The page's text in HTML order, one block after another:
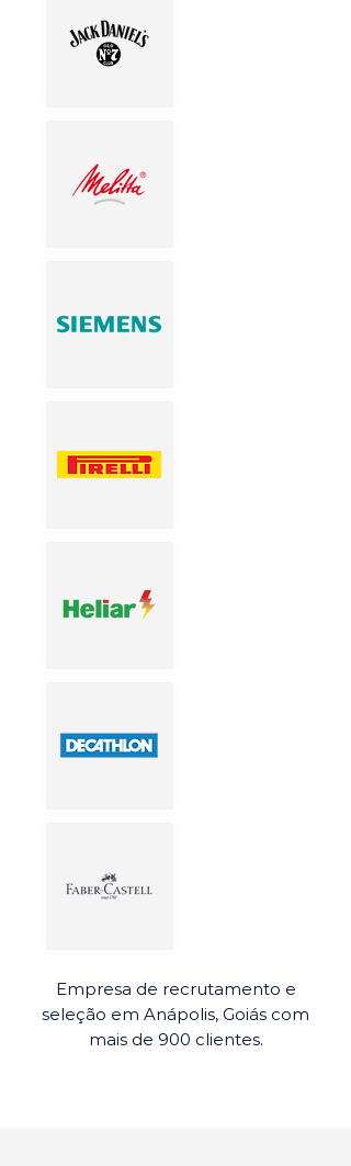
Empresa de recrutamento e
seleção em Anápolis, Goiás com
mais de 900 clientes.